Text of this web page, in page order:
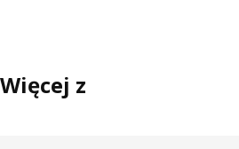
Więcej z